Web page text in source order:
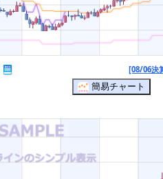
[08/06決
簡易チャート